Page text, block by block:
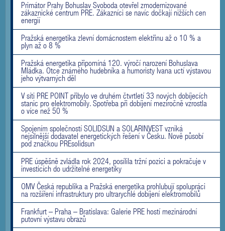
Primátor Prahy Bohuslav Svoboda otevřel zmodernizované
zákaznické centrum PRE. Zákazníci se navíc dočkají nižších cen
energií
Pražská energetika zlevní domácnostem elektřinu až o 10 % a
plyn až o 8 %
Pražská energetika připomíná 120. výročí narození Bohuslava
Mládka. Otce známého hudebníka a humoristy Ivana uctí výstavou
jeho výtvarných děl
V síti PRE POINT přibylo ve druhém čtvrtletí 33 nových dobíjecích
stanic pro elektromobily. Spotřeba při dobíjení meziročně vzrostla
o více než 50 %
Spojením společností SOLIDSUN a SOLARINVEST vzniká
nejsilnější dodavatel energetických řešení v Česku. Nově působí
pod značkou PREsolidsun
PRE úspěšně zvládla rok 2024, posílila tržní pozici a pokračuje v
investicích do udržitelné energetiky
OMV Česká republika a Pražská energetika prohlubují spolupráci
na rozšíření infrastruktury pro ultrarychlé dobíjení elektromobilů
Frankfurt – Praha – Bratislava: Galerie PRE hostí mezinárodní
putovní výstavu obrazů